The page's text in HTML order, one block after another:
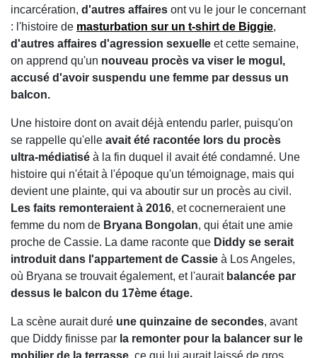
incarcération, d'autres affaires ont vu le jour le concernant
: l'histoire de masturbation sur un t-shirt de Biggie,
d'autres affaires d'agression sexuelle et cette semaine,
on apprend qu'un nouveau procès va viser le mogul,
accusé d'avoir suspendu une femme par dessus un
balcon.
Une histoire dont on avait déjà entendu parler, puisqu'on
se rappelle qu'elle avait été racontée lors du procès
ultra-médiatisé à la fin duquel il avait été condamné. Une
histoire qui n'était à l'époque qu'un témoignage, mais qui
devient une plainte, qui va aboutir sur un procès au civil.
Les faits remonteraient à 2016, et cocnerneraient une
femme du nom de Bryana Bongolan, qui était une amie
proche de Cassie. La dame raconte que Diddy se serait
introduit dans l'appartement de Cassie à Los Angeles,
où Bryana se trouvait également, et l'aurait balancée par
dessus le balcon du 17ème étage.
La scène aurait duré une quinzaine de secondes, avant
que Diddy finisse par la remonter pour la balancer sur le